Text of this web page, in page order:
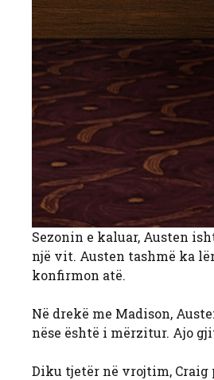
Sezonin e kaluar, Austen
një vit. Austen tashmë ka
konfirmon atë.
Në drekë me Madison,
nëse është i mërzitur. Ajo
Diku tjetër në vrojtim, Craig